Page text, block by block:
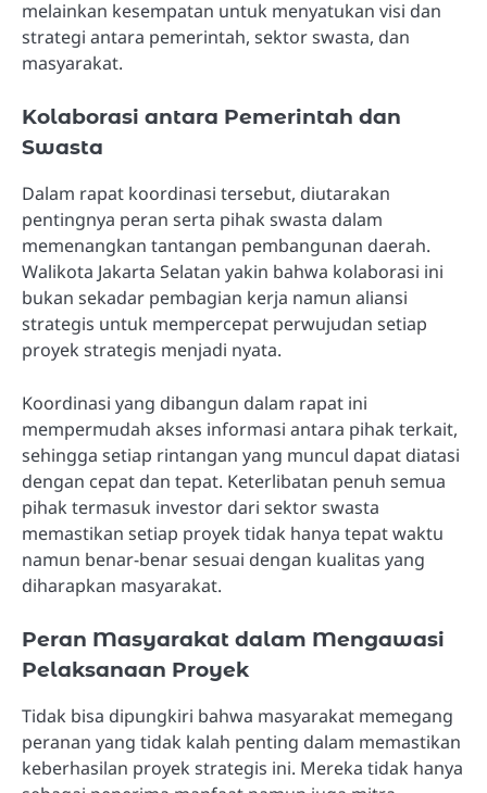
melainkan kesempatan untuk menyatukan visi dan
strategi antara pemerintah, sektor swasta, dan
masyarakat.
Kolaborasi antara Pemerintah dan
Swasta
Dalam rapat koordinasi tersebut, diutarakan
pentingnya peran serta pihak swasta dalam
memenangkan tantangan pembangunan daerah.
Walikota Jakarta Selatan yakin bahwa kolaborasi ini
bukan sekadar pembagian kerja namun aliansi
strategis untuk mempercepat perwujudan setiap
proyek strategis menjadi nyata.
Koordinasi yang dibangun dalam rapat ini
mempermudah akses informasi antara pihak terkait,
sehingga setiap rintangan yang muncul dapat diatasi
dengan cepat dan tepat. Keterlibatan penuh semua
pihak termasuk investor dari sektor swasta
memastikan setiap proyek tidak hanya tepat waktu
namun benar-benar sesuai dengan kualitas yang
diharapkan masyarakat.
Peran Masyarakat dalam Mengawasi
Pelaksanaan Proyek
Tidak bisa dipungkiri bahwa masyarakat memegang
peranan yang tidak kalah penting dalam memastikan
keberhasilan proyek strategis ini. Mereka tidak hanya